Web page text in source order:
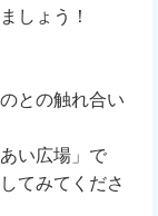
しょう！
との触れ合い
い広場」で
てみてくださ